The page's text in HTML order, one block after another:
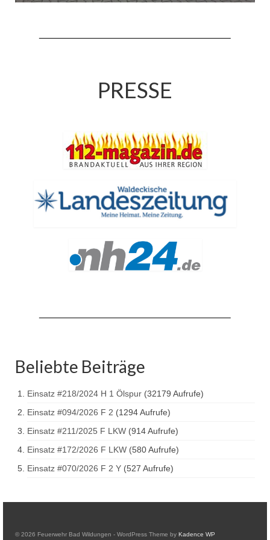
Benefizkonzert 2021
Fahrzeuge & Technik
Stützpunkt
Einsatzfahrzeuge
Einsatzleitwagen ELW 1
Drehleiter DLK 23/12
Tanklöschfahrzeug TLF 4000
Löschgruppenfahrzeug LF 20 KatS
Gerätewagen Logistik GW-L 2
Tanklöschfahrzeug TLF 16/24 Tr
Gerätewagen Gefahrgut GW-G
GDekonP-LKW
PRESSE
Beliebte Beiträge
Einsatz #218/2024 H 1 Ölspur (32179 Aufrufe)
Einsatz #094/2026 F 2 (1294 Aufrufe)
Einsatz #211/2025 F LKW (914 Aufrufe)
Einsatz #172/2026 F LKW (580 Aufrufe)
Einsatz #070/2026 F 2 Y (527 Aufrufe)
© 2026 Feuerwehr Bad Wildungen - WordPress Theme by Kadence WP